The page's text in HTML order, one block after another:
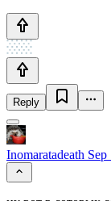
Reply
Inomaratadeath Sep